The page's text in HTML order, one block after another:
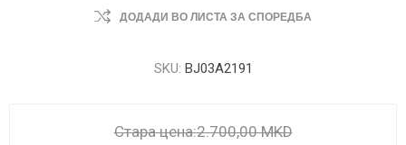
ДОДАДИ ВО ЛИСТА ЗА СПОРЕДБА
SKU: BJ03A2191
Стара цена:2.700,00 MKD